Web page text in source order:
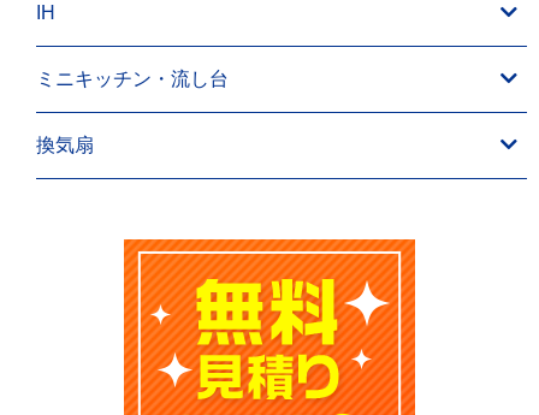
IH
ミニキッチン・流し台
換気扇